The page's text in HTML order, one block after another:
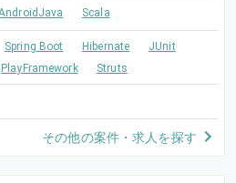
Scala
Spring Boot Hibernate
JUnit
PlayFramework Struts
その他の案件・求人を探す